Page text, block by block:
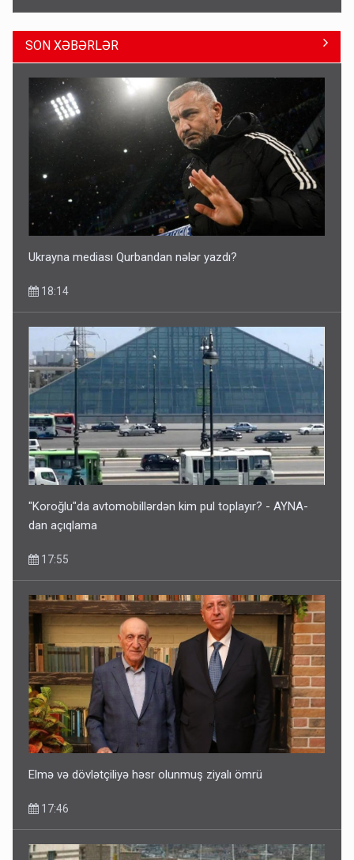
ŞOK! David Seliverstov ölkədən qaçdı
Bu ölkələrə şəxsiyyət vəsiqəsi ilə gedə biləcəksiniz -
SİYAHI
10:53
Ərdoğana sui-qəsd planının iştirakçısı detalları açıqladı
5 Avqust 16:56
SON XƏBƏRLƏR
Ukrayna mediası Qurbandan nələr yazdı?
18:14
"Koroğlu"da avtomobillərdən kim pul toplayır? - AYNA-
dan açıqlama
17:55
Elmə və dövlətçiliyə həsr olunmuş ziyalı ömrü
17:46